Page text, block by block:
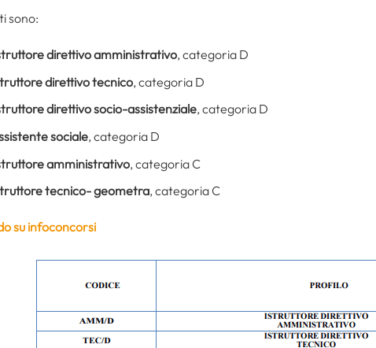
sono:
direttivo amministrativo, categoria D
direttivo tecnico, categoria D
direttivo socio-assistenziale, categoria D
sociale, categoria D
amministrativo, categoria C
tecnico- geometra, categoria C
su infoconcorsi